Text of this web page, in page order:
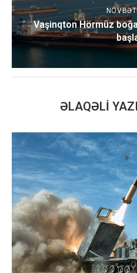
Vaşinqton Hörmüz
ƏLAQƏLI